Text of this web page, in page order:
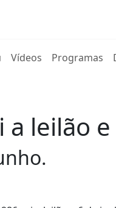
Vídeos Programas
a leilão